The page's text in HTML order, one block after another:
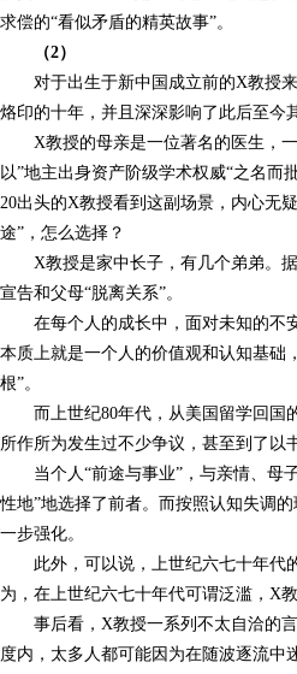
求偿的“看似矛盾的精英故事”。
（2）
对于出生于新中国成立前的X教授
烙印的十年，并且深深影响了此后至今
X教授的母亲是一位著名的医生，
以”地主出身资产阶级学术权威“之名
20出头的X教授看到这副场景，内心无
途”，怎么选择？
X教授是家中长子，有几个弟弟。
宣告和父母“脱离关系”。
在每个人的成长中，面对未知的
本质上就是一个人的价值观和认知基础
根”。
而上世纪80年代，从美国留学回
所作所为发生过不少争议，甚至到了以
当个人“前途与事业”，与亲情、母
性地”地选择了前者。而按照认知失调
一步强化。
此外，可以说，上世纪六七十年代
为，在上世纪六七十年代可谓泛滥，X
事后看，X教授一系列不太自洽的
度内，太多人都可能因为在随波逐流中